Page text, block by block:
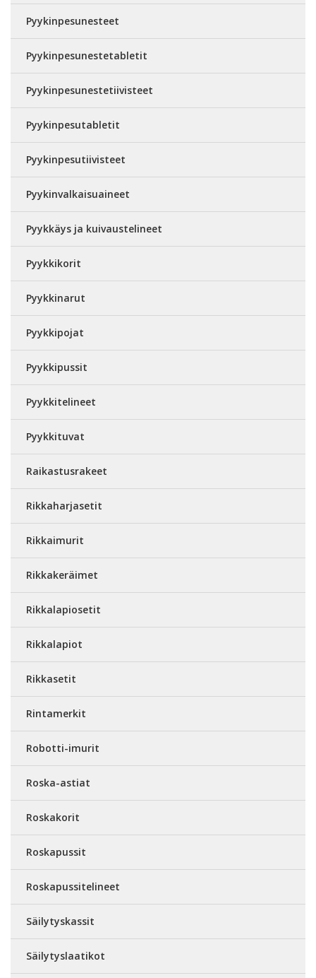
Pyykinpesunesteet
Pyykinpesunestetabletit
Pyykinpesunestetiivisteet
Pyykinpesutabletit
Pyykinpesutiivisteet
Pyykinvalkaisuaineet
Pyykkäys ja kuivaustelineet
Pyykkikorit
Pyykkinarut
Pyykkipojat
Pyykkipussit
Pyykkitelineet
Pyykkituvat
Raikastusrakeet
Rikkaharjasetit
Rikkaimurit
Rikkakeräimet
Rikkalapiosetit
Rikkalapiot
Rikkasetit
Rintamerkit
Robotti-imurit
Roska-astiat
Roskakorit
Roskapussit
Roskapussitelineet
Säilytyskassit
Säilytyslaatikot